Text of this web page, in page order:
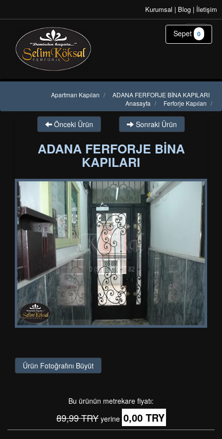
Kurumsal | Blog | İletişim
ADANA FERFORJE BİNA KAPILARI
Apartman Kapıları /
Ferforje Kapıları /
Anasayfa /
Önceki Ürün Sonraki Ürün
ADANA FERFORJE BİNA
KAPILARI
Ürün Fotoğrafını Büyüt
Bu ürünün metrekare fiyatı:
89,99 TRYyerine 0,00 TRY
Sepet 0